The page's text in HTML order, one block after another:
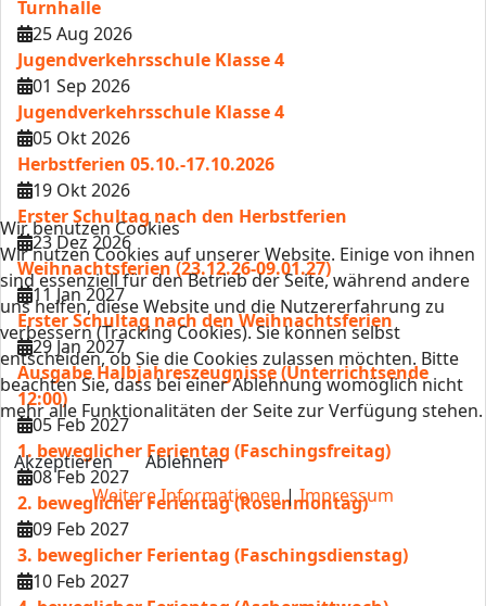
Turnhalle
25 Aug 2026
Jugendverkehrsschule Klasse 4
01 Sep 2026
Jugendverkehrsschule Klasse 4
05 Okt 2026
Herbstferien 05.10.-17.10.2026
19 Okt 2026
Erster Schultag nach den Herbstferien
23 Dez 2026
Weihnachtsferien (23.12.26-09.01.27)
11 Jan 2027
Erster Schultag nach den Weihnachtsferien
29 Jan 2027
Ausgabe Halbjahreszeugnisse (Unterrichtsende
12:00)
05 Feb 2027
1. beweglicher Ferientag (Faschingsfreitag)
08 Feb 2027
2. beweglicher Ferientag (Rosenmontag)
09 Feb 2027
3. beweglicher Ferientag (Faschingsdienstag)
10 Feb 2027
Wir benutzen Cookies
Wir nutzen Cookies auf unserer Website. Einige von ihnen
sind essenziell für den Betrieb der Seite, während andere
uns helfen, diese Website und die Nutzererfahrung zu
verbessern (Tracking Cookies). Sie können selbst
entscheiden, ob Sie die Cookies zulassen möchten. Bitte
beachten Sie, dass bei einer Ablehnung womöglich nicht
mehr alle Funktionalitäten der Seite zur Verfügung stehen.
Akzeptieren
Ablehnen
Weitere Informationen|Impressum